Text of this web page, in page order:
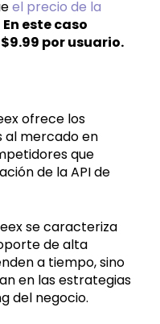
el precio de la
En este caso
por usuario.
ofrece los
al mercado en
que
de la API de
se caracteriza
de alta
a tiempo, sino
en las estrategias
del negocio.